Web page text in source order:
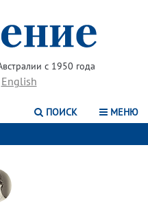
с 1950 года
English
ПОИСК МЕНЮ